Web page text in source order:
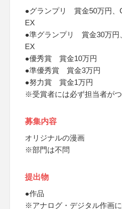
●グランプリ 賞金50万円、
EX
●準グランプリ 賞金30万円
EX
●優秀賞 賞金10万円
●準優秀賞 賞金3万円
●努力賞 賞金1万円
※受賞者には必ず担当者が
募集内容
オリジナルの漫画
※部門は不問
提出物
●作品
※アナログ・デジタル作画